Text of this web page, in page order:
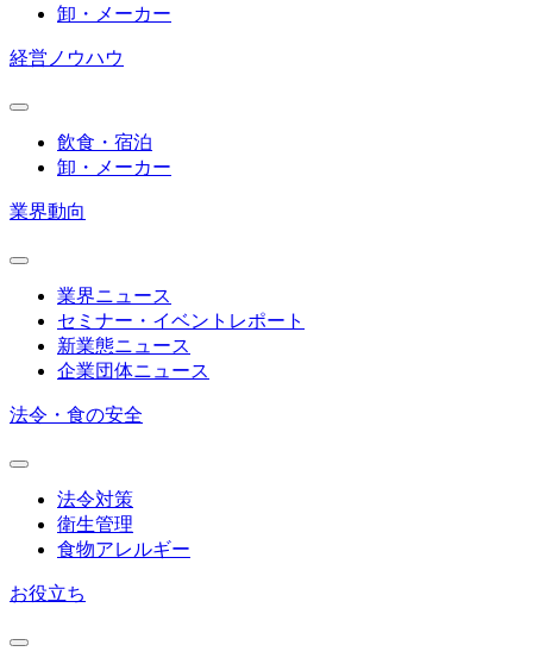
卸・メーカー
経営ノウハウ
飲食・宿泊
卸・メーカー
業界動向
業界ニュース
セミナー・イベントレポート
新業態ニュース
企業団体ニュース
法令・食の安全
法令対策
衛生管理
食物アレルギー
お役立ち